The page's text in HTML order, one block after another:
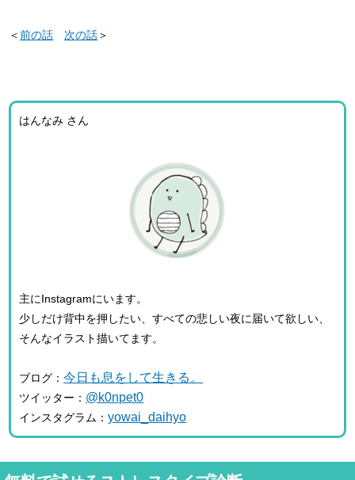
＜前の話 次の話＞
はんなみ さん
主にInstagramにいます。
少しだけ背中を押したい、すべての悲しい夜に届いて欲しい、
そんなイラスト描いてます。
ブログ：今日も息をして生きる。
ツイッター： @k0npet0
インスタグラム：yowai_daihyo